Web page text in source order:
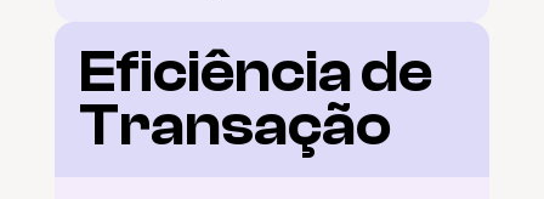
Eficiência de
Transação